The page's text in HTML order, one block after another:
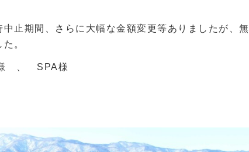
止期間、さらに大幅な金額変更等ありましたが、無
。
、 SPA様